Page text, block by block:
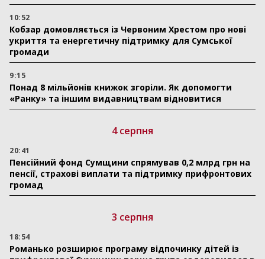
10:52
Кобзар домовляється із Червоним Хрестом про нові
укриття та енергетичну підтримку для Сумської
громади
9:15
Понад 8 мільйонів книжок згоріли. Як допомогти
«Ранку» та іншим видавництвам відновитися
4 серпня
20:41
Пенсійний фонд Сумщини спрямував 0,2 млрд грн на
пенсії, страхові виплати та підтримку прифронтових
громад
3 серпня
18:54
Романько розширює програму відпочинку дітей із